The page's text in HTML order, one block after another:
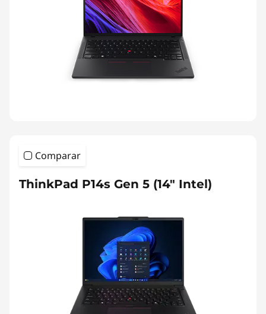
Comparar
ThinkPad P14s Gen 5 (14" Intel)